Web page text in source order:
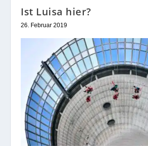
Ist Luisa hier?
26. Februar 2019